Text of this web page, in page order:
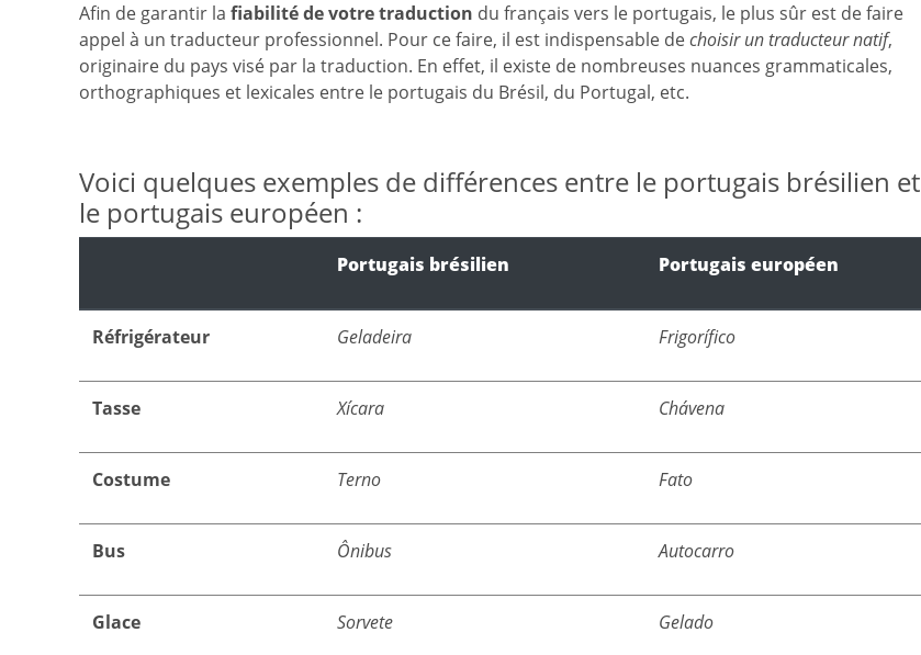
Afin de garantir la fiabilité de votre traduction du français vers le portugais, le plus sûr est de faire
appel à un traducteur professionnel. Pour ce faire, il est indispensable dechoisir un traducteur natif,
originaire du pays visé par la traduction. En effet, il existe de nombreuses nuances grammaticales,
orthographiques et lexicales entre le portugais du Brésil, du Portugal, etc.
Voici quelques exemples de différences entre le portugais brésilien et
le portugais européen :
Portugais brésilien Portugais européen
Réfrigérateur Geladeira Frigorífico
Tasse Xícara Chávena
Costume Terno Fato
Bus Ônibus Autocarro
Glace Sorvete Gelado